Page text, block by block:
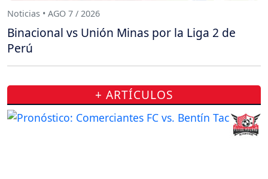
Noticias • AGO 7 / 2026
Binacional vs Unión Minas por la Liga 2 de
Perú
+ ARTÍCULOS